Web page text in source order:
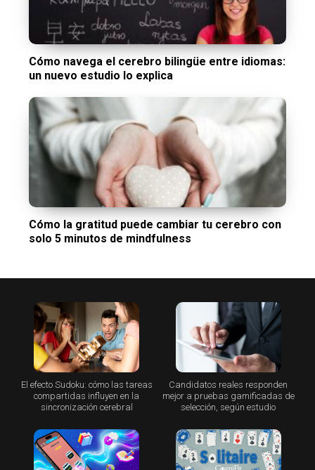
Cómo navega el cerebro bilingüe entre idiomas:
un nuevo estudio lo explica
Cómo la gratitud puede cambiar tu cerebro con
solo 5 minutos de mindfulness
El efecto Sudoku: cómo las tareas
compartidas influyen en la
sincronización cerebral
Candidatos reales responden
mejor a pruebas gamificadas de
selección, según estudio